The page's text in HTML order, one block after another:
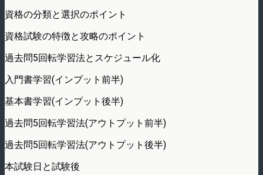
資格の分類と選択のポイント
資格試験の特徴と攻略のポイント
過去問5回転学習法とスケジュール化
入門書学習(インプット前半)
基本書学習(インプット後半)
過去問5回転学習法(アウトプット前半)
過去問5回転学習法(アウトプット後半)
本試験日と試験後